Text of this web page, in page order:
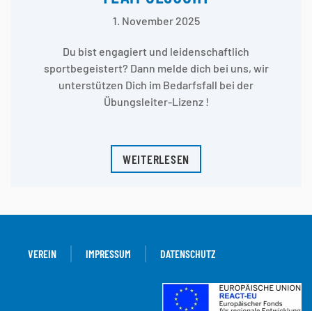
1. November 2025
Du bist engagiert und leidenschaftlich
sportbegeistert? Dann melde dich bei uns, wir
unterstützen Dich im Bedarfsfall bei der
Übungsleiter-Lizenz !
WEITERLESEN
VEREIN IMPRESSUM DATENSCHUTZ